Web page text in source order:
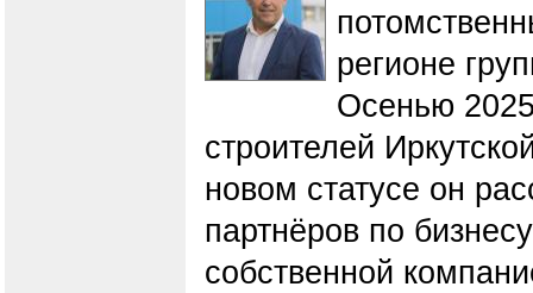
регионе
Осенью
строителей
новом статусе он
партнёров по
собственной